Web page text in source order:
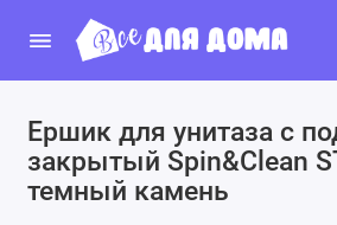
Ершик для унитаза с
закрытый Spin&Clean
темный камень